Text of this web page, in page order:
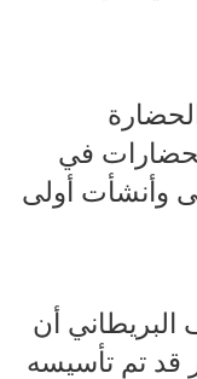
في
وأنشأت أولى
البريطاني أن
قد تم تأسيسه